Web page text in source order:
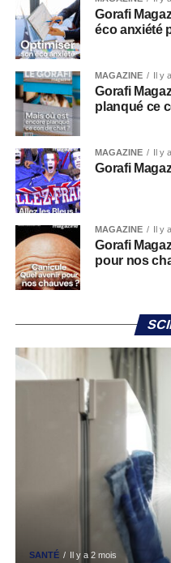
Gorafi
éco anxiété
MAGAZINE Il y
Gorafi
planqué ce
MAGAZINE Il y
Gorafi
MAGAZINE Il y
Gorafi
pour nos
SANTÉ Il y a 2 mois